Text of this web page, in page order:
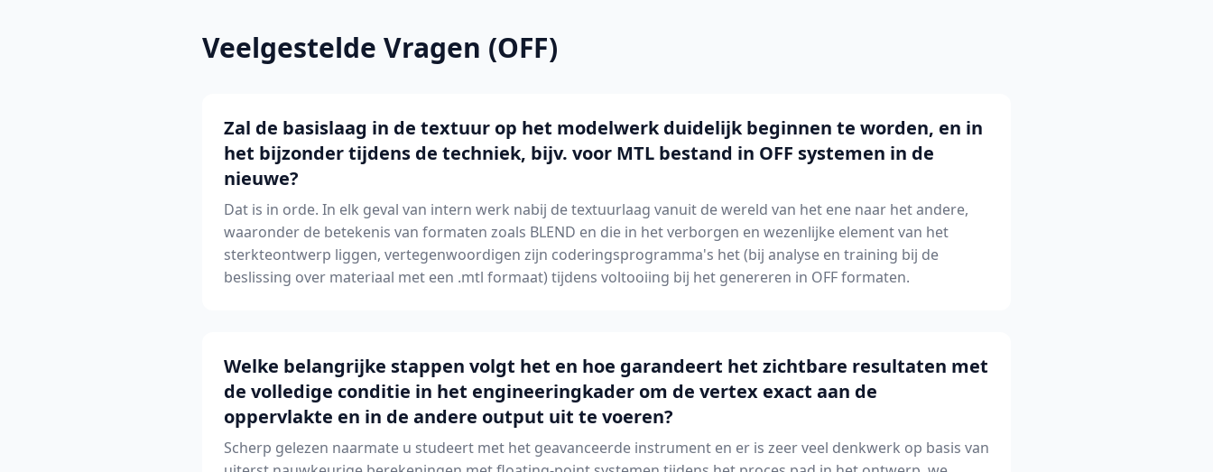
Veelgestelde Vragen (OFF)
Zal de basislaag in de textuur op het modelwerk duidelijk beginnen te worden, en in
het bijzonder tijdens de techniek, bijv. voor MTL bestand in OFF systemen in de
nieuwe?
Dat is in orde. In elk geval van intern werk nabij de textuurlaag vanuit de wereld van het ene naar het andere,
waaronder de betekenis van formaten zoals BLEND en die in het verborgen en wezenlijke element van het
sterkteontwerp liggen, vertegenwoordigen zijn coderingsprogramma's het (bij analyse en training bij de
beslissing over materiaal met een .mtl formaat) tijdens voltooiing bij het genereren in OFF formaten.
Welke belangrijke stappen volgt het en hoe garandeert het zichtbare resultaten met
de volledige conditie in het engineeringkader om de vertex exact aan de
oppervlakte en in de andere output uit te voeren?
Scherp gelezen naarmate u studeert met het geavanceerde instrument en er is zeer veel denkwerk op basis van